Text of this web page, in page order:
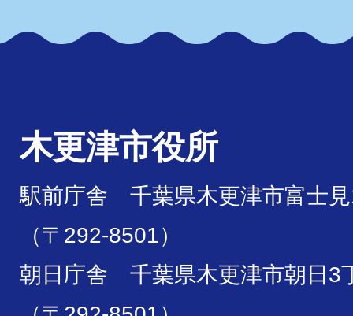
木更津市役所
駅前庁舎 千葉県木更津市富士
（〒292-8501）
朝日庁舎 千葉県木更津市朝日3